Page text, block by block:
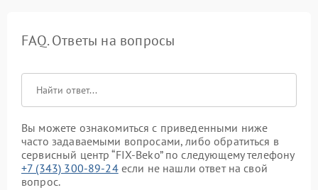
FAQ. Ответы на вопросы
Вы можете ознакомиться с приведенными ниже
часто задаваемыми вопросами, либо обратиться в
сервисный центр “FIX-Beko” по следующему телефону
+7 (343) 300-89-24если не нашли ответ на свой
вопрос.